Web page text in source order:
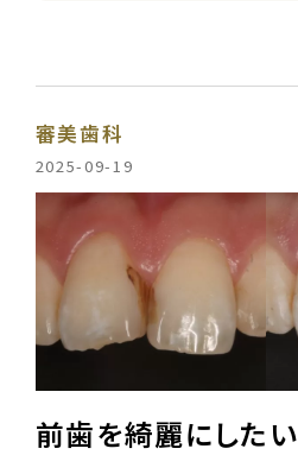
審美歯科
2025-09-19
前歯を綺麗にしたい